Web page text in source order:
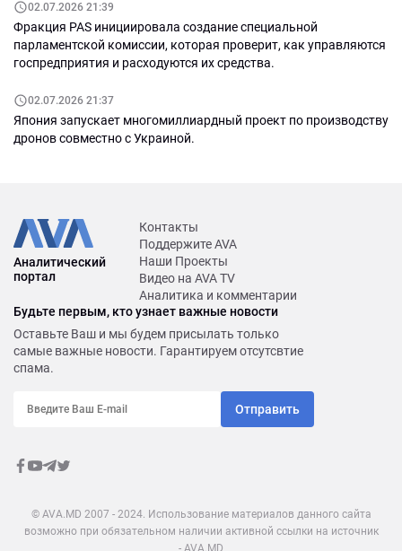
02.07.2026 21:39
Фракция PAS инициировала создание специальной
парламентской комиссии, которая проверит, как управляются
госпредприятия и расходуются их средства.
02.07.2026 21:37
Япония запускает многомиллиардный проект по производству
дронов совместно с Украиной.
Аналитический
портал
Контакты
Поддержите AVA
Наши Проекты
Видео на AVA TV
Аналитика и комментарии
Будьте первым, кто узнает важные новости
Оставьте Ваш и мы будем присылать только
самые важные новости. Гарантируем отсутсвтие
спама.
Отправить
© AVA.MD 2007 - 2024. Использование материалов данного сайта
возможно при обязательном наличии активной ссылки на источник